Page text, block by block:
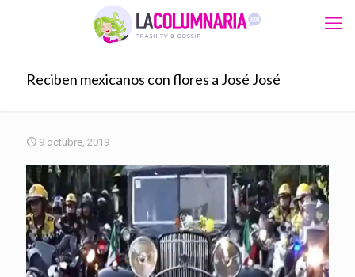
Reciben mexicanos con flores a José José
9 octubre, 2019